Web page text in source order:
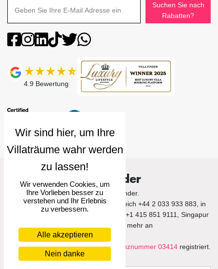
Suchen Sie nach
Rabatten?
4.9 Bewertung
Villa Finder
© 2026 Villa Finder.
Rufen Sie uns im Vereinigten Königreich +44 2 033 933 883, in
den Vereinigten Staaten von Amerika +1 415 851 9111, Singapur
+65 3105 1190 und mehr an
Villa Finder Pte. Ltd. ist unter derLizenznummer 03414 registriert.
Wir verwenden Cookies, um
Ihre Vorlieben besser zu
verstehen und Ihr Erlebnis
zu verbessern.
Alle akzeptieren
Nein danke